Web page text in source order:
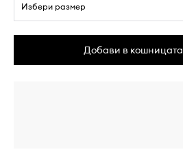
Избери размер
Добави в кошницата